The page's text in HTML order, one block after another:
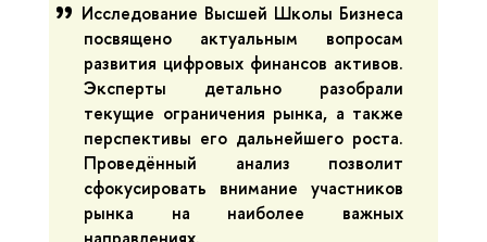
Исследование Высшей Школы Бизнеса
посвящено актуальным вопросам
развития цифровых финансов активов.
Эксперты детально разобрали
текущие ограничения рынка, а также
перспективы его дальнейшего роста.
Проведённый анализ позволит
сфокусировать внимание участников
рынка на наиболее важных